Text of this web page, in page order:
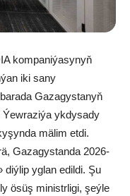
kompaniýasynyň
iki sany
Gazagystanyň
Ýewraziýa ykdysady
mälim etdi.
Gazagystanda 2026-
yglan edildi. Şu
ösüş ministrligi, şeýle